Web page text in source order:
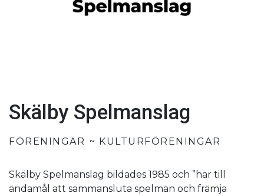
Skälby Spelmanslag
FÖRENINGAR KULTURFÖRENINGAR
Skälby Spelmanslag bildades 1985 och ”har till
ändamål att sammansluta spelmän och främja